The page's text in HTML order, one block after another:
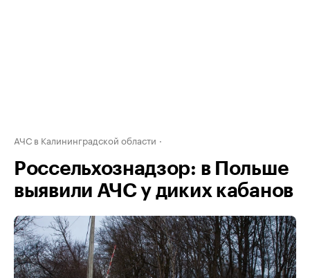
АЧС в Калининградской области
Россельхознадзор: в Польше
выявили АЧС у диких кабанов